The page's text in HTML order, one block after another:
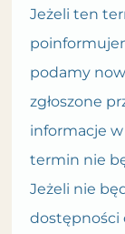
Jeżeli ten
podamy
zgłoszone
informacje
termin nie
Jeżeli nie
dostępności